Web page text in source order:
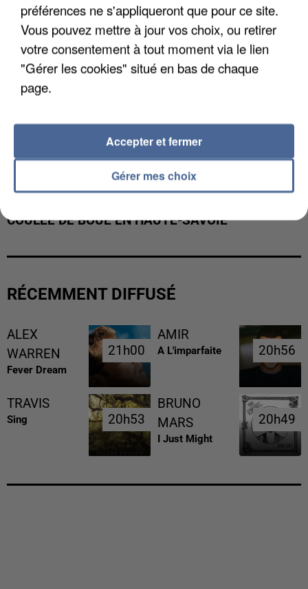
COULÉE DE BOUE EN HAUTE-SAVOIE
RÉCEMMENT DIFFUSÉ
ALEX
WARREN
Fever Dream
21h00
21h00
AMIR
A L'imparfaite 20h56
20h56
TRAVIS
Sing 20h53
20h53
BRUNO
MARS
I Just Might
20h49
20h49
préférences ne s'appliqueront que pour ce site.
Vous pouvez mettre à jour vos choix, ou retirer
votre consentement à tout moment via le lien
"Gérer les cookies" situé en bas de chaque
page.
Gérer mes choix
Accepter et fermer